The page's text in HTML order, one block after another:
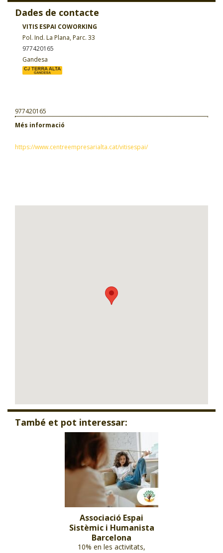
Dades de contacte
VITIS ESPAI COWORKING
Pol. Ind. La Plana, Parc. 33
977420165
Gandesa
977420165
Més informació
https://www.centreempresarialta.cat/vitisespai/
També et pot interessar:
Associació Espai
Sistèmic i Humanista
Barcelona
10% en les activitats,